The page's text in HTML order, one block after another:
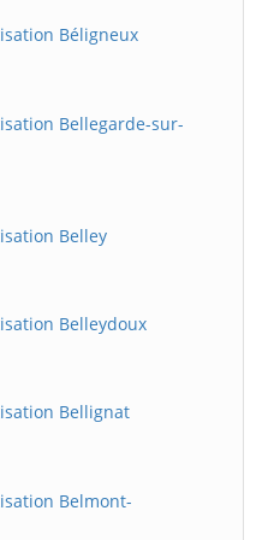
Béligneux
Bellegarde-sur-
Belley
Belleydoux
Bellignat
Belmont-